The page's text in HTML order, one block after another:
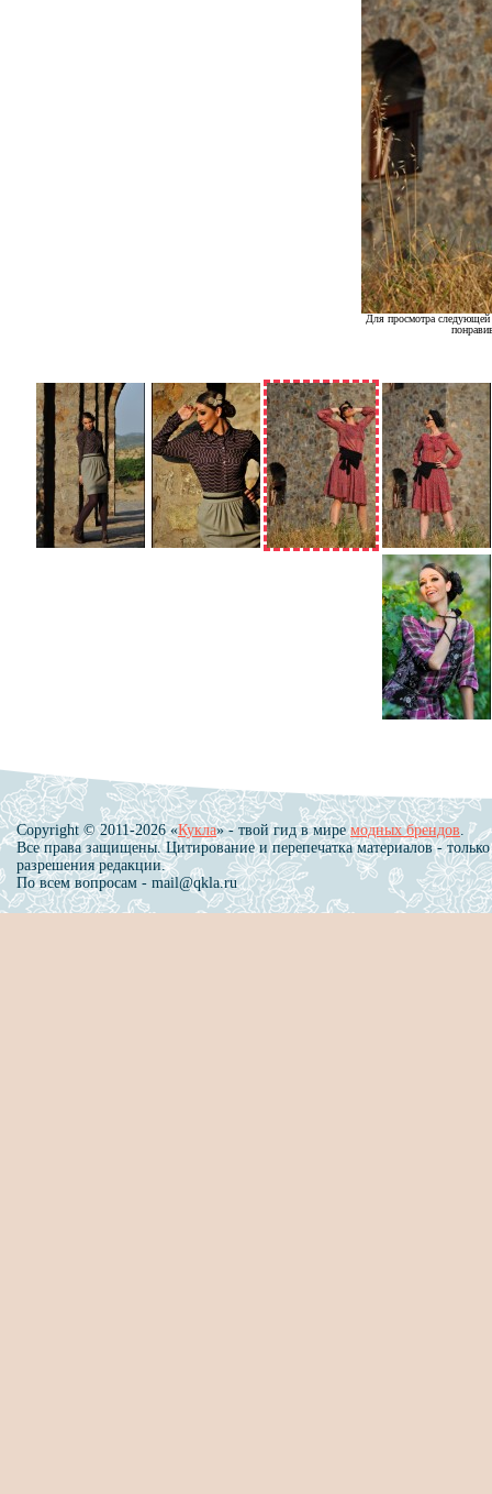
Для просмотра
Copyright © 2011-2026 «Кукла» - твой гид в миремодных брендов
Все права защищены. Цитирование и перепечатка материалов - только
разрешения редакции.
По всем вопросам - mail@qkla.ru